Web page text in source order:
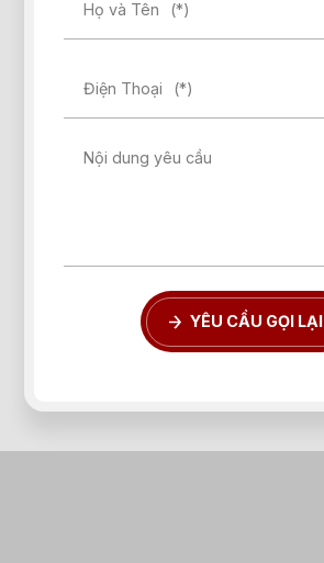
Họ và Tên (*)
Điện Thoại (*)
Nội dung yêu cầu
YÊU CẦU GỌI LẠI